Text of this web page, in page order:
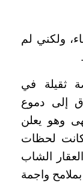
ولكني لم
ثقيلة في
إلى دموع
وهو يعلن
لحظات
الشاب
واجمة